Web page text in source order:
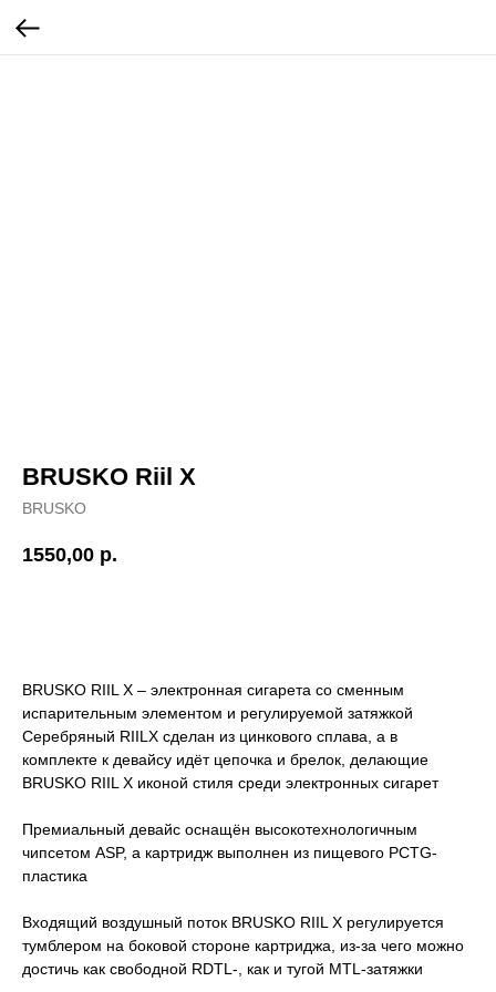
BRUSKO Riil X
BRUSKO
1550,00 р.
BRUSKO RIIL X – электронная сигарета со сменным
испарительным элементом и регулируемой затяжкой
Серебряный RIILX сделан из цинкового сплава, а в
комплекте к девайсу идёт цепочка и брелок, делающие
BRUSKO RIIL X иконой стиля среди электронных сигарет
Премиальный девайс оснащён высокотехнологичным
чипсетом ASP, а картридж выполнен из пищевого PCTG-
пластика
Входящий воздушный поток BRUSKO RIIL X регулируется
тумблером на боковой стороне картриджа, из-за чего можно
достичь как свободной RDTL-, как и тугой MTL-затяжки